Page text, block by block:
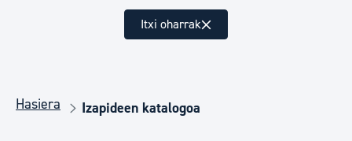
Itxi oharrak
Hasiera Izapideen katalogoa